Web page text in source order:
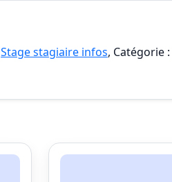
Stage stagiaire infos, Catégorie :